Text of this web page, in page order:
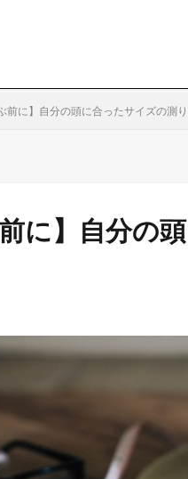
前に】自分の頭に合ったサイズの測
前に】自分の